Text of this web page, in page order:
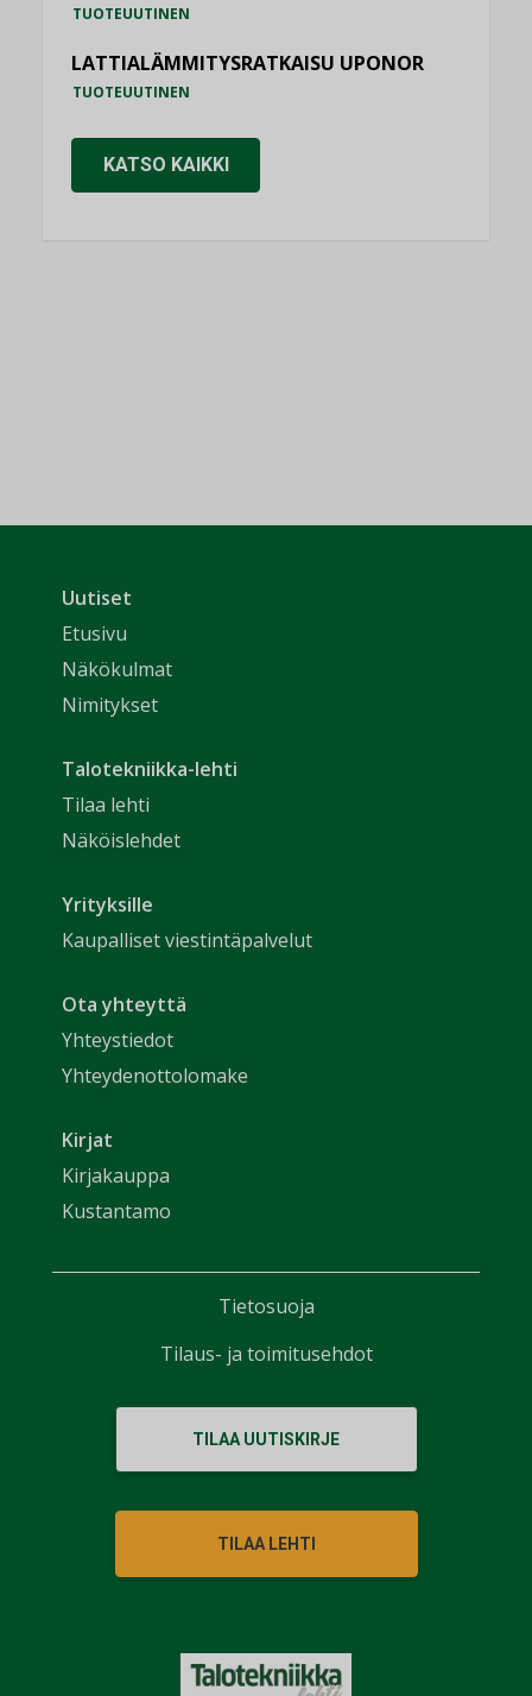
TUOTEUUTINEN
LATTIALÄMMITYSRATKAISU UPONOR
TUOTEUUTINEN
KATSO KAIKKI
Uutiset
Etusivu
Näkökulmat
Nimitykset
Talotekniikka-lehti
Tilaa lehti
Näköislehdet
Yrityksille
Kaupalliset viestintäpalvelut
Ota yhteyttä
Yhteystiedot
Yhteydenottolomake
Kirjat
Kirjakauppa
Kustantamo
TILAA UUTISKIRJE
TILAA LEHTI
Tietosuoja
Tilaus- ja toimitusehdot